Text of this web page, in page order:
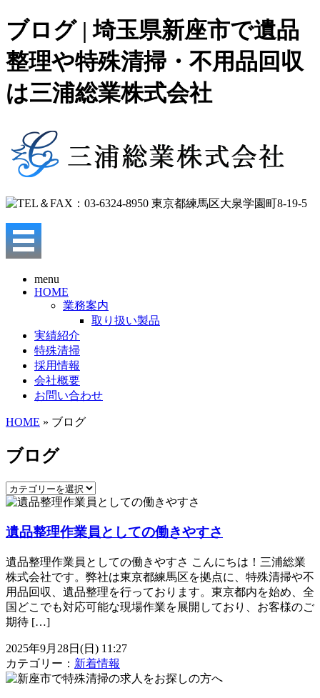
ブログ | 埼玉県新座市で遺品
整理や特殊清掃・不用品回収
は三浦総業株式会社
menu
HOME
業務案内
取り扱い製品
実績紹介
特殊清掃
採用情報
会社概要
お問い合わせ
HOME » ブログ
ブログ
遺品整理作業員としての働きやすさ
遺品整理作業員としての働きやすさ こんにちは！三浦総業
株式会社です。弊社は東京都練馬区を拠点に、特殊清掃や不
用品回収、遺品整理を行っております。東京都内を始め、全
国どこでも対応可能な現場作業を展開しており、お客様のご
期待 […]
2025年9月28日(日) 11:27
カテゴリー： 新着情報